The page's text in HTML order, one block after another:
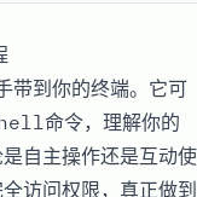
到你的终端。它可
命令，理解你的
自主操作还是互动使
访问权限，真正做到